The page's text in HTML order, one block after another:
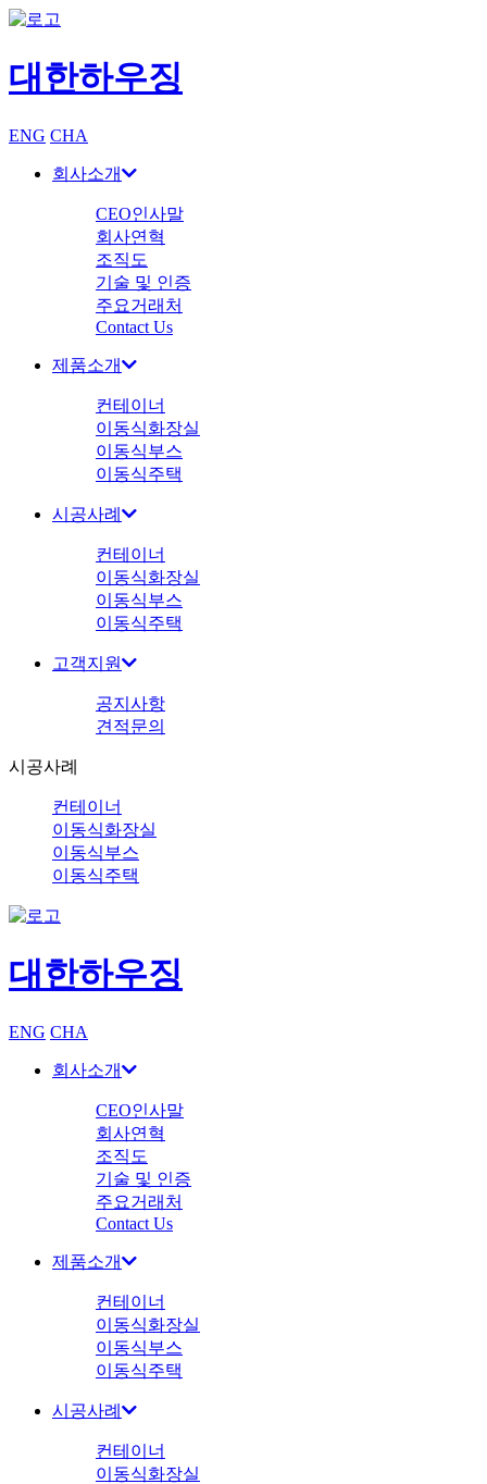
대한하우징
ENG CHA
회사소개
CEO인사말
회사연혁
조직도
기술 및 인증
주요거래처
Contact Us
제품소개
컨테이너
이동식화장실
이동식부스
이동식주택
시공사례
컨테이너
이동식화장실
이동식부스
이동식주택
고객지원
공지사항
견적문의
시공사례
컨테이너
이동식화장실
이동식부스
이동식주택
대한하우징
ENG CHA
회사소개
CEO인사말
회사연혁
조직도
기술 및 인증
주요거래처
Contact Us
제품소개
컨테이너
이동식화장실
이동식부스
이동식주택
시공사례
컨테이너
이동식화장실